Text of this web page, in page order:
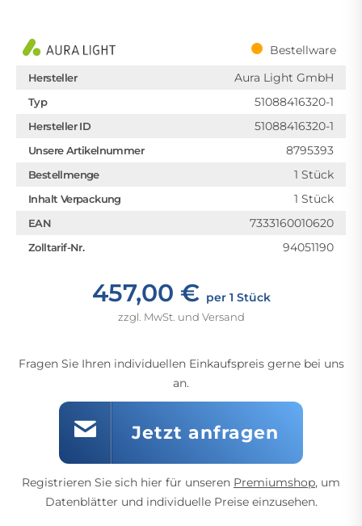
Bestellware
Hersteller Aura Light GmbH
Typ 51088416320-1
Hersteller ID 51088416320-1
Unsere Artikelnummer 8795393
Bestellmenge 1 Stück
Inhalt Verpackung 1 Stück
EAN 7333160010620
Zolltarif-Nr. 94051190
457,00 € per 1 Stück
zzgl. MwSt. und Versand
Fragen Sie Ihren individuellen Einkaufspreis gerne bei uns
an.
Jetzt anfragen
Registrieren Sie sich hier für unseren Premiumshop, um
Datenblätter und individuelle Preise einzusehen.